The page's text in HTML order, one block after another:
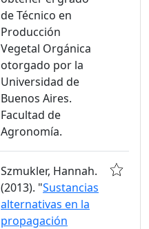
de Técnico en
Producción
Vegetal Orgánica
otorgado por la
Universidad de
Buenos Aires.
Facultad de
Agronomía.
Szmukler, Hannah.
(2013). "Sustancias
alternativas en la
propagación